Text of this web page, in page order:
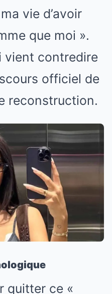
vie d’avoir
que moi ».
vient contredire
officiel de
reconstruction.
quitter ce «